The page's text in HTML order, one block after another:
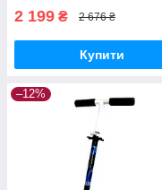
2 199 ₴ 2 676 ₴
Купити
–12%